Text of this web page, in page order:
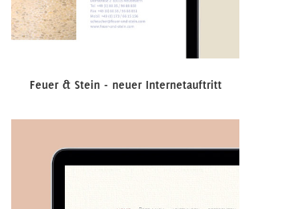
Feuer & Stein - neuer Internetauftritt